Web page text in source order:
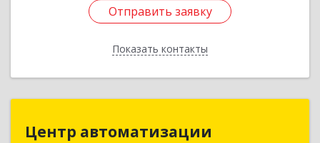
Отправить заявку
Показать контакты
Отправить заявку
Назад
Центр автоматизации